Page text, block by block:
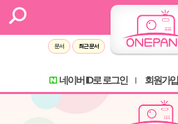
문서 최근 문서
네이버 ID로 로그인 회원가입